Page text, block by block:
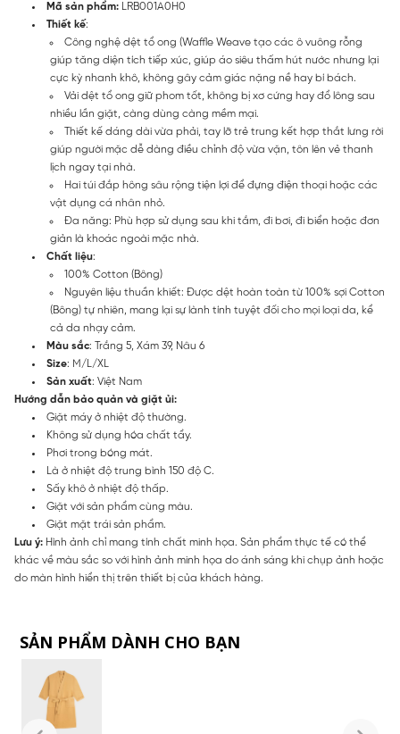
Mã sản phẩm: LRB001A0H0
Thiết kế:
Công nghệ dệt tổ ong (Waffle Weave tạo các ô vuông rỗng
giúp tăng diện tích tiếp xúc, giúp áo siêu thấm hút nước nhưng lại
cực kỳ nhanh khô, không gây cảm giác nặng nề hay bí bách.
Vải dệt tổ ong giữ phom tốt, không bị xơ cứng hay đổ lông sau
nhiều lần giặt, càng dùng càng mềm mại.
Thiết kế dáng dài vừa phải, tay lỡ trẻ trung kết hợp thắt lưng rời
giúp người mặc dễ dàng điều chỉnh độ vừa vặn, tôn lên vẻ thanh
lịch ngay tại nhà.
Hai túi đắp hông sâu rộng tiện lợi để đựng điện thoại hoặc các
vật dụng cá nhân nhỏ.
Đa năng: Phù hợp sử dụng sau khi tắm, đi bơi, đi biển hoặc đơn
giản là khoác ngoài mặc nhà.
Chất liệu:
100% Cotton (Bông)
Nguyên liệu thuần khiết: Được dệt hoàn toàn từ 100% sợi Cotton
(Bông) tự nhiên, mang lại sự lành tính tuyệt đối cho mọi loại da, kể
cả da nhạy cảm.
Màu sắc: Trắng 5, Xám 39, Nâu 6
Size: M/L/XL
Sản xuất: Việt Nam
Hướng dẫn bảo quản và giặt ủi:
Giặt máy ở nhiệt độ thường.
Không sử dụng hóa chất tẩy.
Phơi trong bóng mát.
Là ở nhiệt độ trung bình 150 độ C.
Sấy khô ở nhiệt độ thấp.
Giặt với sản phẩm cùng màu.
Giặt mặt trái sản phẩm.
Lưu ý: Hình ảnh chỉ mang tính chất minh họa. Sản phẩm thực tế có thể
khác về màu sắc so với hình ảnh minh họa do ánh sáng khi chụp ảnh hoặc
do màn hình hiển thị trên thiết bị của khách hàng.
SẢN PHẨM DÀNH CHO BẠN